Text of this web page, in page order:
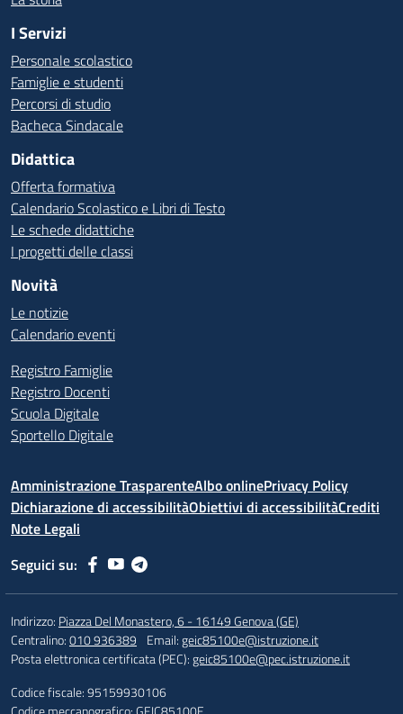
I Servizi
Personale scolastico
Famiglie e studenti
Percorsi di studio
Bacheca Sindacale
Didattica
Offerta formativa
Calendario Scolastico e Libri di Testo
Le schede didattiche
I progetti delle classi
Novità
Le notizie
Calendario eventi
Registro Famiglie
Registro Docenti
Scuola Digitale
Sportello Digitale
Amministrazione TrasparenteAlbo onlinePrivacy Policy
Dichiarazione di accessibilitàObiettivi di accessibilitàCrediti
Note Legali
Seguici su:
Indirizzo: Piazza Del Monastero, 6 - 16149 Genova (GE)
Centralino:010 936389 Email:geic85100e@istruzione.it
Posta elettronica certificata (PEC):geic85100e@pec.istruzione.it
Codice fiscale: 95159930106